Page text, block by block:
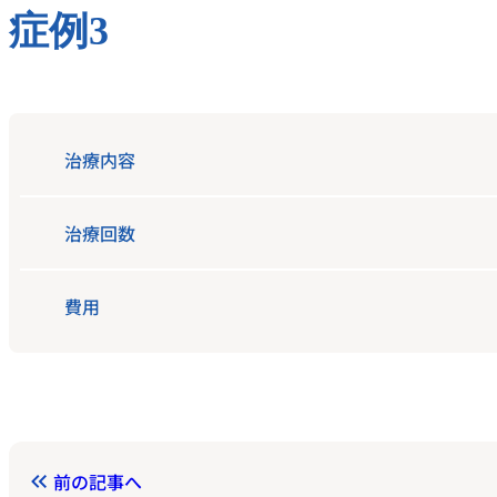
症例3
治療内容
治療回数
費用
前の記事へ